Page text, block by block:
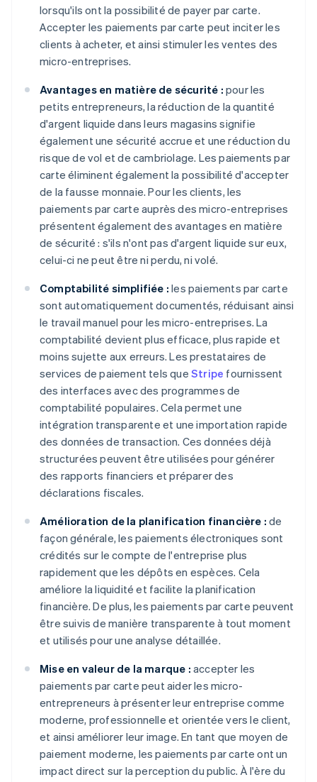
lorsqu'ils ont la possibilité de payer par carte.
Accepter les paiements par carte peut inciter les
clients à acheter, et ainsi stimuler les ventes des
micro-entreprises.
Avantages en matière de sécurité : pour les
petits entrepreneurs, la réduction de la quantité
d'argent liquide dans leurs magasins signifie
également une sécurité accrue et une réduction du
risque de vol et de cambriolage. Les paiements par
carte éliminent également la possibilité d'accepter
de la fausse monnaie. Pour les clients, les
paiements par carte auprès des micro-entreprises
présentent également des avantages en matière
de sécurité : s'ils n'ont pas d'argent liquide sur eux,
celui-ci ne peut être ni perdu, ni volé.
Comptabilité simplifiée : les paiements par carte
sont automatiquement documentés, réduisant ainsi
le travail manuel pour les micro-entreprises. La
comptabilité devient plus efficace, plus rapide et
moins sujette aux erreurs. Les prestataires de
services de paiement tels que Stripe fournissent
des interfaces avec des programmes de
comptabilité populaires. Cela permet une
intégration transparente et une importation rapide
des données de transaction. Ces données déjà
structurées peuvent être utilisées pour générer
des rapports financiers et préparer des
déclarations fiscales.
Amélioration de la planification financière : de
façon générale, les paiements électroniques sont
crédités sur le compte de l'entreprise plus
rapidement que les dépôts en espèces. Cela
améliore la liquidité et facilite la planification
financière. De plus, les paiements par carte peuvent
être suivis de manière transparente à tout moment
et utilisés pour une analyse détaillée.
Mise en valeur de la marque : accepter les
paiements par carte peut aider les micro-
entrepreneurs à présenter leur entreprise comme
moderne, professionnelle et orientée vers le client,
et ainsi améliorer leur image. En tant que moyen de
paiement moderne, les paiements par carte ont un
impact direct sur la perception du public. À l'ère du